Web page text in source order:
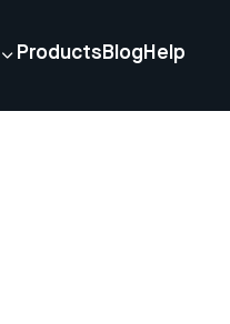
Products Blog Help